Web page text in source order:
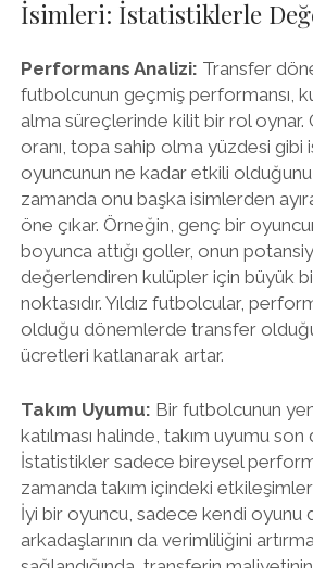
İsimleri: İstatistiklerle
Performans Analizi: Transfer
futbolcunun geçmiş performansı,
alma süreçlerinde kilit bir rol oynar.
oranı, topa sahip olma yüzdesi gibi
oyuncunun ne kadar etkili
zamanda onu başka isimlerden
öne çıkar. Örneğin, genç bir
boyunca attığı goller, onun
değerlendiren kulüpler için büyük
noktasıdır. Yıldız futbolcular,
olduğu dönemlerde transfer
ücretleri katlanarak artar.
Takım Uyumu: Bir futbolcunun
katılması halinde, takım uyumu
İstatistikler sadece bireysel
zamanda takım içindeki
İyi bir oyuncu, sadece kendi oyunu
arkadaşlarının da verimliliğini